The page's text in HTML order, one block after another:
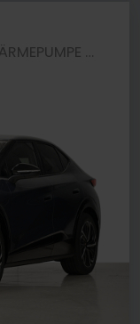
Tavascan ENDURANCE eSITZE WÄRMEPUMPE SENNHEISER